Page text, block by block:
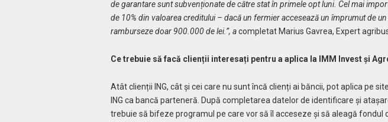
de garantare sunt subvenționate de către stat în primele opt luni. Cel mai
de 10% din valoarea creditului – dacă un fermier accesează un împrumut de
ramburseze doar 900.000 de lei.”, acompletat Marius Gavrea, Expert
Ce trebuie să facă clienții interesați pentru a aplica la IMM Invest și
Atât clienții ING, cât și cei care nu sunt încă clienți ai băncii, pot aplica pe
ING ca bancă parteneră. După completarea datelor de identificare și
trebuie să bifeze programul pe care vor să îl acceseze și să aleagă fondul